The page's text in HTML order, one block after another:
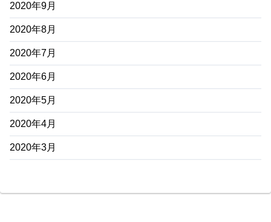
2020年9月
2020年8月
2020年7月
2020年6月
2020年5月
2020年4月
2020年3月